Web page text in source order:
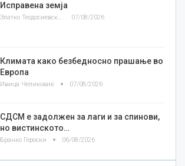
Исправена земја
Златко Теодосиевски 07/08/2026
Климата како безбедносно прашање во
Европа
Ивица Челиковиќ 07/08/2026
СДСМ е задолжен за лаги и за спинови,
но вистинското…
Бранко Героски 06/08/2026